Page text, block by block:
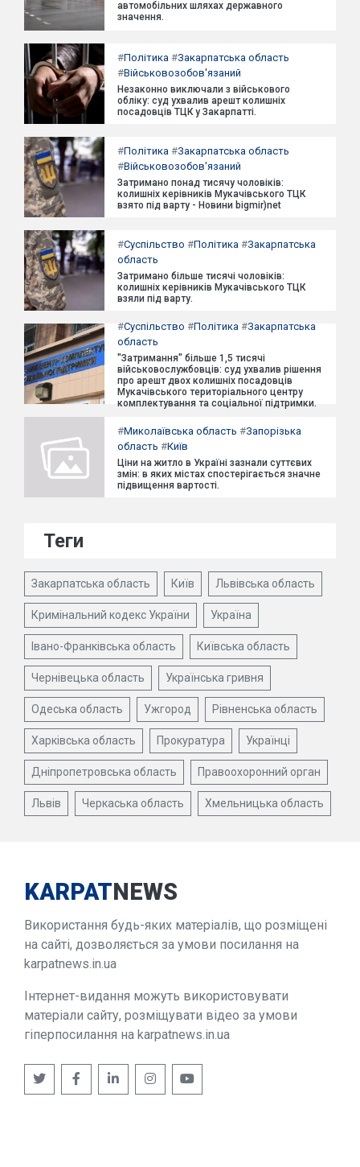
автомобільних шляхах державного
значення.
#Політика #Закарпатська область
#Військовозобов'язаний
Незаконно виключали з військового
обліку: суд ухвалив арешт колишніх
посадовців ТЦК у Закарпатті.
#Політика #Закарпатська область
#Військовозобов'язаний
Затримано понад тисячу чоловіків:
колишніх керівників Мукачівського ТЦК
взято під варту - Новини bigmir)net
#Суспільство #Політика #Закарпатська
область
Затримано більше тисячі чоловіків:
колишніх керівників Мукачівського ТЦК
взяли під варту.
#Суспільство #Політика #Закарпатська
область
"Затримання" більше 1,5 тисячі
військовослужбовців: суд ухвалив рішення
про арешт двох колишніх посадовців
Мукачівського територіального центру
комплектування та соціальної підтримки.
#Миколаївська область #Запорізька
область #Київ
Ціни на житло в Україні зазнали суттєвих
змін: в яких містах спостерігається значне
підвищення вартості.
Теги
Закарпатська область Київ Львівська область
Кримінальний кодекс України Україна
Івано-Франківська область Київська область
Чернівецька область Українська гривня
Одеська область Ужгород Рівненська область
Харківська область Прокуратура Українці
Дніпропетровська область Правоохоронний орган
Львів Черкаська область Хмельницька область
KARPATNEWS
Використання будь-яких матеріалів, що розміщені
на сайті, дозволяється за умови посилання на
karpatnews.in.ua
Інтернет-видання можуть використовувати
матеріали сайту, розміщувати відео за умови
гіперпосилання на karpatnews.in.ua